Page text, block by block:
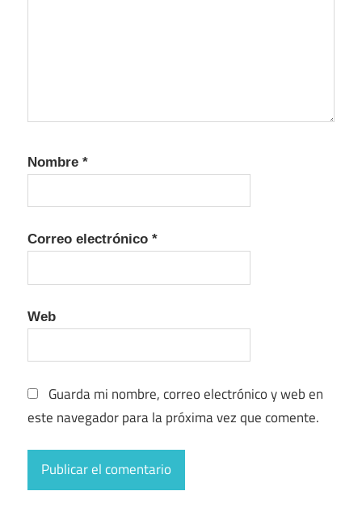
Nombre *
Correo electrónico *
Web
Guarda mi nombre, correo electrónico y web en
este navegador para la próxima vez que comente.